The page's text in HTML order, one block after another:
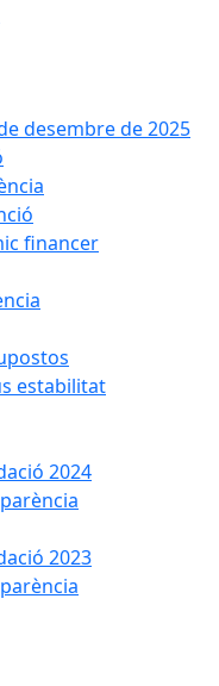
desembre de 2025
financer
estabilitat
2024
2023